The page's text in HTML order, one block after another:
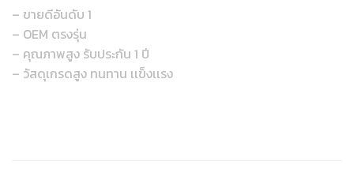
– ขายดีอันดับ 1
– OEM ตรงรุ่น
– คุณภาพสูง รับประกัน 1 ปี
– วัสดุเกรดสูง ทนทาน เเข็งเเรง